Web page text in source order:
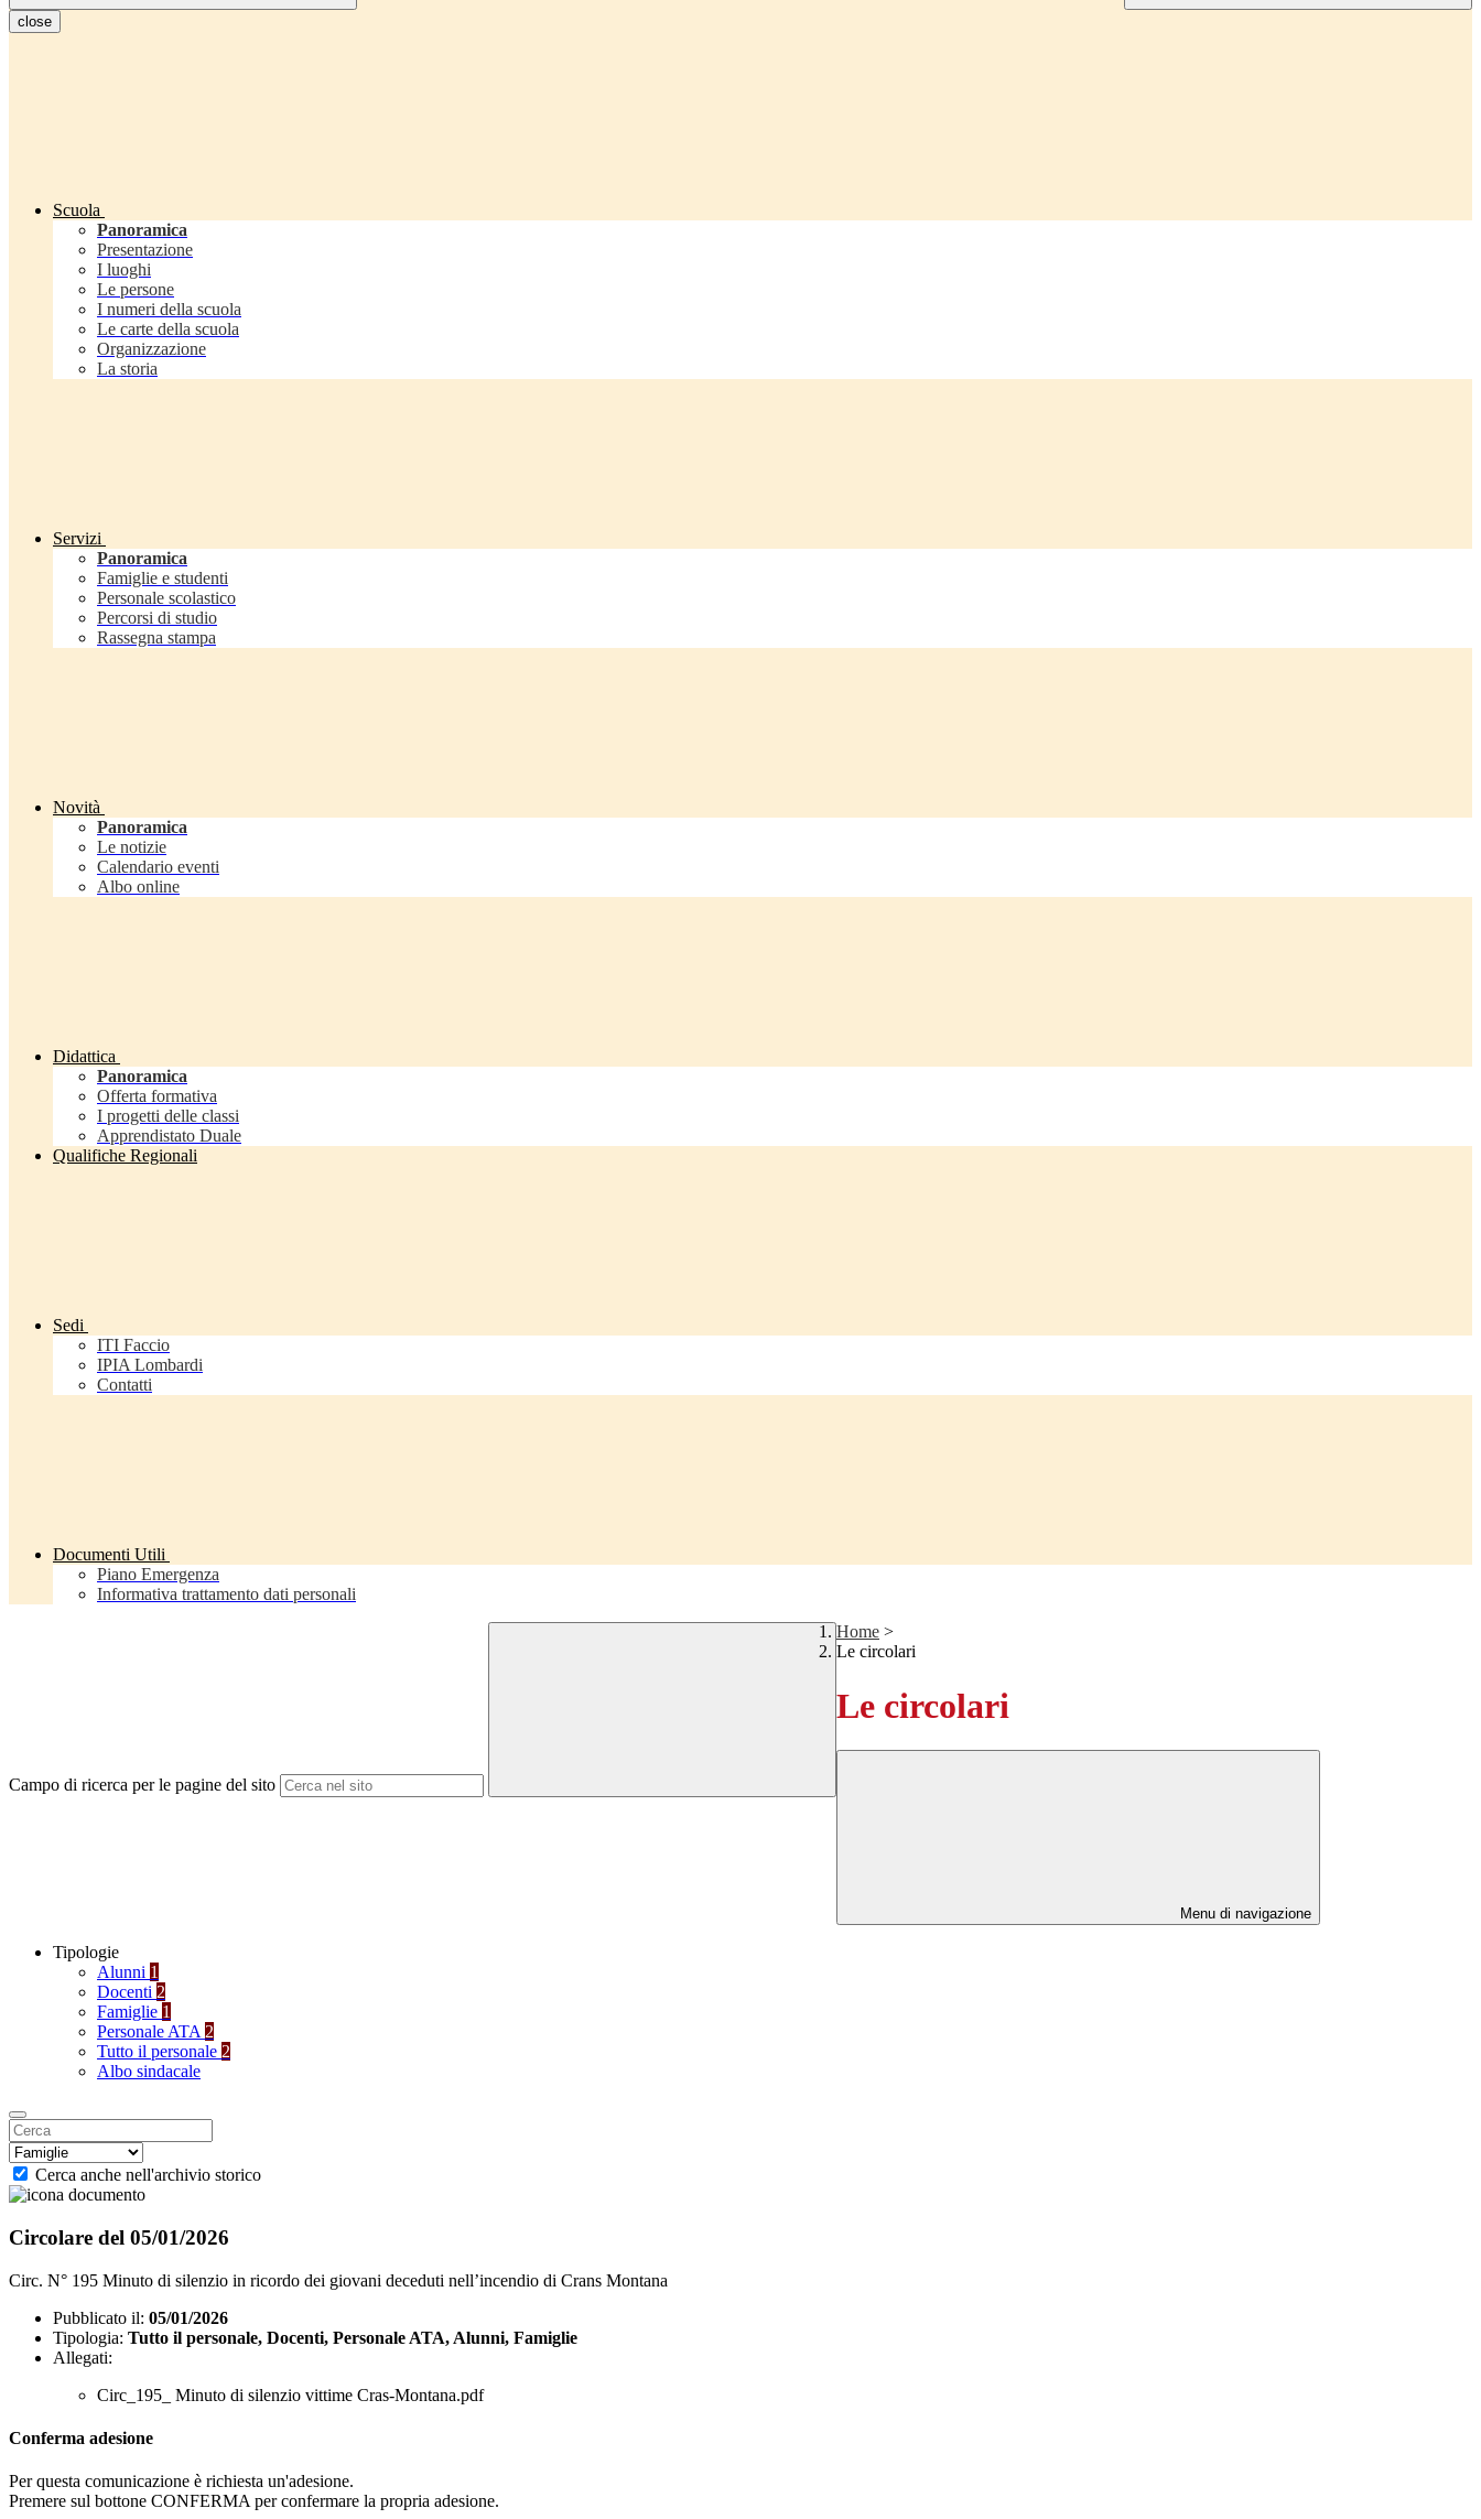
close
Scuola
Panoramica
Presentazione
I luoghi
Le persone
I numeri della scuola
Le carte della scuola
Organizzazione
La storia
Servizi
Panoramica
Famiglie e studenti
Personale scolastico
Percorsi di studio
Rassegna stampa
Novità
Panoramica
Le notizie
Calendario eventi
Albo online
Didattica
Panoramica
Offerta formativa
I progetti delle classi
Apprendistato Duale
Qualifiche Regionali
Sedi
ITI Faccio
IPIA Lombardi
Contatti
Documenti Utili
Piano Emergenza
Informativa trattamento dati personali
Campo di ricerca per le pagine del sito
Home >
Le circolari
Le circolari
Menu di navigazione
Tipologie
Alunni 1
Docenti 2
Famiglie 1
Personale ATA 2
Tutto il personale 2
Albo sindacale
Cerca anche nell'archivio storico
Circolare del 05/01/2026
Circ. N° 195 Minuto di silenzio in ricordo dei giovani deceduti nell’incendio di Crans Montana
Pubblicato il: 05/01/2026
Tipologia: Tutto il personale, Docenti, Personale ATA, Alunni, Famiglie
Allegati:
Circ_195_ Minuto di silenzio vittime Cras-Montana.pdf
Conferma adesione
Per questa comunicazione è richiesta un'adesione.
Premere sul bottone CONFERMA per confermare la propria adesione.